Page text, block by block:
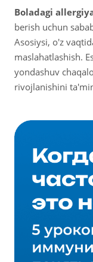
Boladagi
berish uchun
Asosiysi, o'z
maslahatlashish.
yondashuv
rivojlanishini